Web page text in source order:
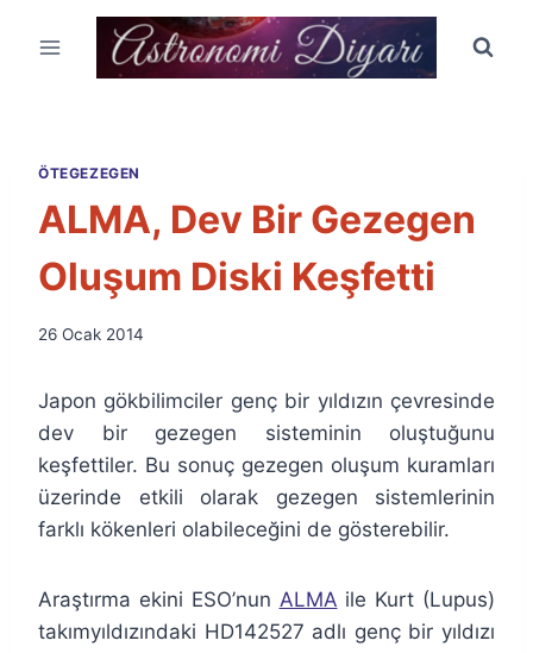
ÖTEGEZEGEN
ALMA, Dev Bir Gezegen
Oluşum Diski Keşfetti
By
Özyar
26 Ocak 2014
Japon gökbilimciler genç bir yıldızın çevresinde
dev bir gezegen sisteminin oluştuğunu
keşfettiler. Bu sonuç gezegen oluşum kuramları
üzerinde etkili olarak gezegen sistemlerinin
farklı kökenleri olabileceğini de gösterebilir.
Araştırma ekini ESO’nun ALMA ile Kurt (Lupus)
takımyıldızındaki HD142527 adlı genç bir yıldızı